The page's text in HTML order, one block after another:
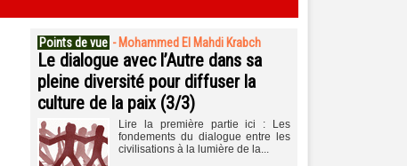
Points de vue - Mohammed El Mahdi Krabch
Le dialogue avec l’Autre dans sa
pleine diversité pour diffuser la
culture de la paix (3/3)
Lire la première partie ici : Les
fondements du dialogue entre les
civilisations à la lumière de la...